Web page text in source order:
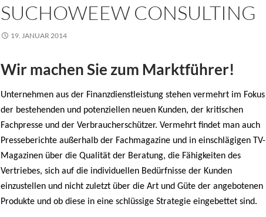
SUCHOWEEW CONSULTING
19. JANUAR 2014
Wir machen Sie zum Marktführer!
Unternehmen aus der Finanzdienstleistung stehen vermehrt im Fokus
der bestehenden und potenziellen neuen Kunden, der kritischen
Fachpresse und der Verbraucherschützer. Vermehrt findet man auch
Presseberichte außerhalb der Fachmagazine und in einschlägigen TV-
Magazinen über die Qualität der Beratung, die Fähigkeiten des
Vertriebes, sich auf die individuellen Bedürfnisse der Kunden
einzustellen und nicht zuletzt über die Art und Güte der angebotenen
Produkte und ob diese in eine schlüssige Strategie eingebettet sind.